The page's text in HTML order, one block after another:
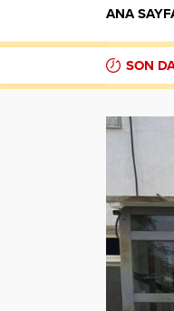
ANA
SON